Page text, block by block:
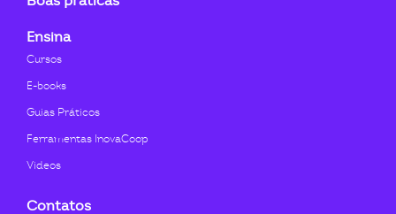
Ensina
Cursos
E-books
Guias Práticos
Ferramentas InovaCoop
Videos
Contatos